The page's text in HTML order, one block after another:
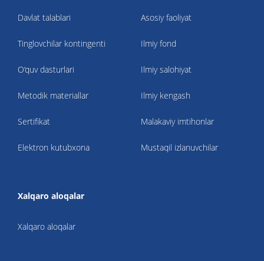
Davlat talablari
Tinglovchilar kontingenti
O‘quv dasturlari
Metodik materiallar
Sertifikat
Elektron kutubxona
Asosiy faoliyat
Ilmiy fond
Ilmiy salohiyat
Ilmiy kengash
Malakaviy imtihonlar
Mustaqil izlanuvchilar
Xalqaro aloqalar
Xalqaro aloqalar